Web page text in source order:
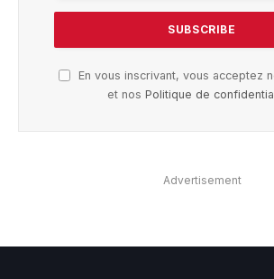
En vous inscrivant, vous acceptez
et nos Politique de
Advertisement